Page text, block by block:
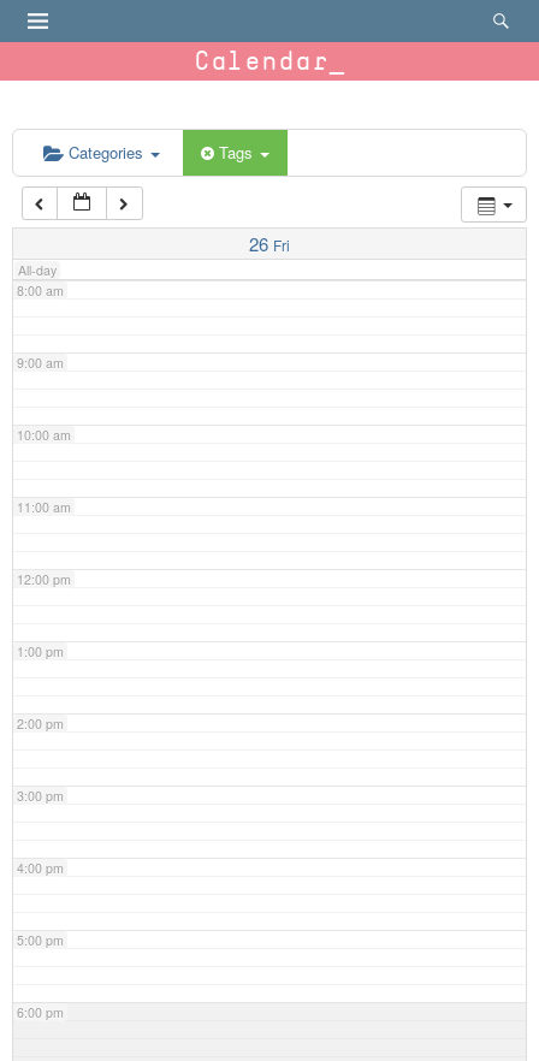
Calendar
Categories Tags
26 Fri
All-day
6:00 am
7:00 am
8:00 am
9:00 am
10:00 am
11:00 am
12:00 pm
1:00 pm
2:00 pm
3:00 pm
4:00 pm
5:00 pm
6:00 pm